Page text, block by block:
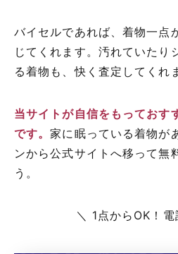
バイセルであれば、着物一点
じてくれます。汚れていたり
る着物も、快く査定してくれ
当サイトが自信をもっておす
です。家に眠っている着物が
ンから公式サイトへ移って無
う。
＼ 1点からOK！